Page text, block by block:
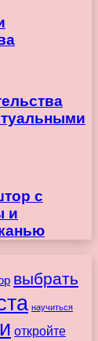
с
и
выбрать
научиться
откройте